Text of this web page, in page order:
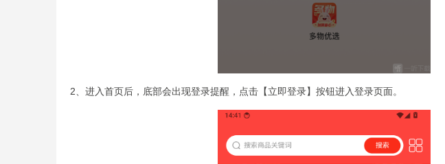
2、进入首页后，底部会出现登录提醒，点击【立即登录】按钮进入登录页面。